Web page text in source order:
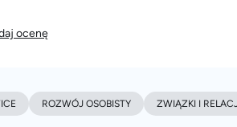
ocenę
ROZWÓJ OSOBISTY ZWIĄZKI I